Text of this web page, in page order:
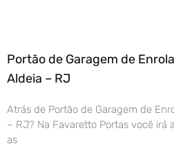
Portão de Garagem de
Aldeia – RJ
Atrás de Portão de Garagem de
– RJ? Na Favaretto Portas você irá
as